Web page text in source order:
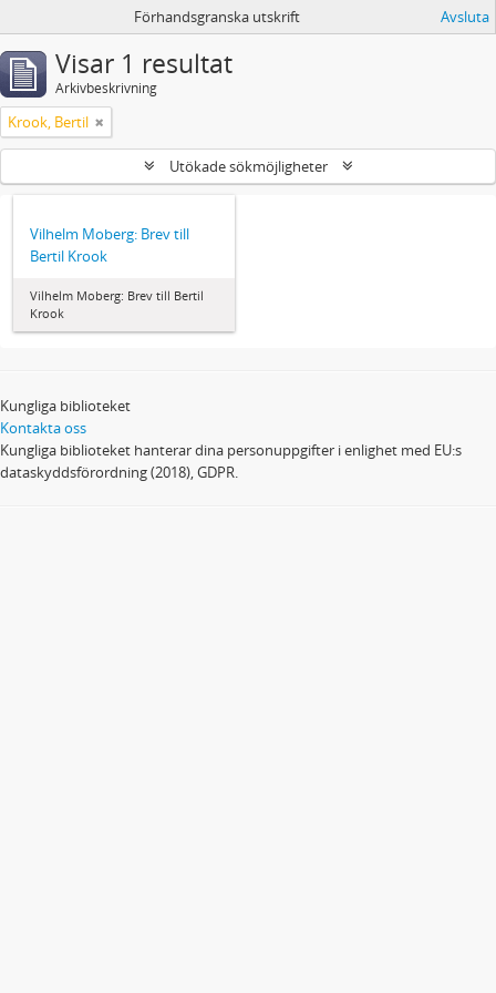
Förhandsgranska utskrift Avsluta
Visar 1 resultat
Arkivbeskrivning
Krook, Bertil
Utökade sökmöjligheter
Vilhelm Moberg: Brev till
Bertil Krook
Vilhelm Moberg: Brev till Bertil
Krook
Kungliga biblioteket
Kontakta oss
Kungliga biblioteket hanterar dina personuppgifter i enlighet med EU:s
dataskyddsförordning (2018), GDPR.